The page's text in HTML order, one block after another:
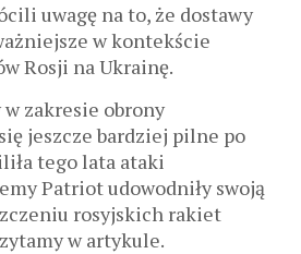
uwagę na to, że dostawy
w kontekście
Rosji na Ukrainę.
zakresie obrony
jeszcze bardziej pilne po
tego lata ataki
Patriot udowodniły swoją
rosyjskich rakiet
w artykule.